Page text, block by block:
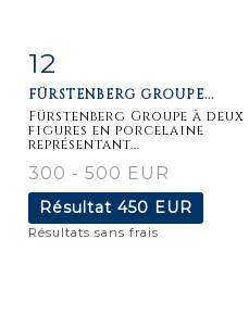
12
FÜRSTENBERG GROUPE...
Fürstenberg Groupe à deux
figures en porcelaine
représentant...
300 - 500 EUR
Résultat 450 EUR
Résultats sans frais